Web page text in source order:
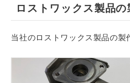
ロストワックス製品の
当社のロストワックス製品の製